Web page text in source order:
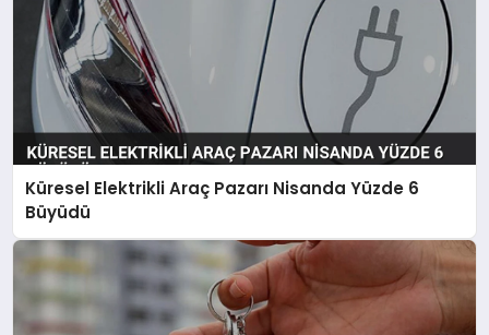
Küresel Elektrikli Araç Pazarı Nisanda Yüzde 6
Büyüdü